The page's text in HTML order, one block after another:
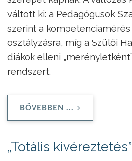
váltott ki: a Pedagógusok
szerint a
osztályzásra, míg a Szülői
diákok elleni
rendszert.
BŐVEBBEN ...
„Totális kivéreztetés”